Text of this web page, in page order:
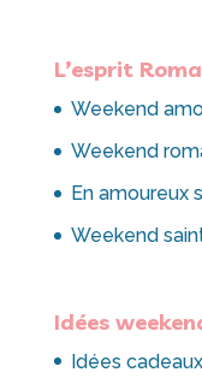
L’esprit
Weekend
Weekend
En amoureux
Weekend
Idées
Idées